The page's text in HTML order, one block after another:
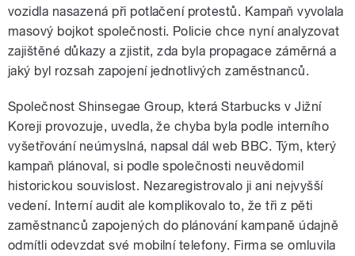
vozidla nasazená při potlačení protestů. Kampaň vyvolala
masový bojkot společnosti. Policie chce nyní analyzovat
zajištěné důkazy a zjistit, zda byla propagace záměrná a
jaký byl rozsah zapojení jednotlivých zaměstnanců.
Společnost Shinsegae Group, která Starbucks v Jižní
Koreji provozuje, uvedla, že chyba byla podle interního
vyšetřování neúmyslná, napsal dál web BBC. Tým, který
kampaň plánoval, si podle společnosti neuvědomil
historickou souvislost. Nezaregistrovalo ji ani nejvyšší
vedení. Interní audit ale komplikovalo to, že tři z pěti
zaměstnanců zapojených do plánování kampaně údajně
odmítli odevzdat své mobilní telefony. Firma se omluvila